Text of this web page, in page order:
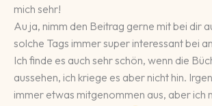
mich sehr!
Au ja, nimm den Beitrag gerne mit bei dir
solche Tags immer super interessant bei
Ich finde es auch sehr schön, wenn die
aussehen, ich kriege es aber nicht hin.
immer etwas mitgenommen aus, aber ich